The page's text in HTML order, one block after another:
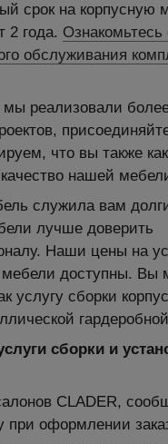
срок на корпусную
2 года.
обслуживания
мы реализовали
что вы также
нашей
служила вам
лучше доверить
Наши цены на
мебели доступны. Вы
услугу сборки
сборки и
CLADER,
при оформлении